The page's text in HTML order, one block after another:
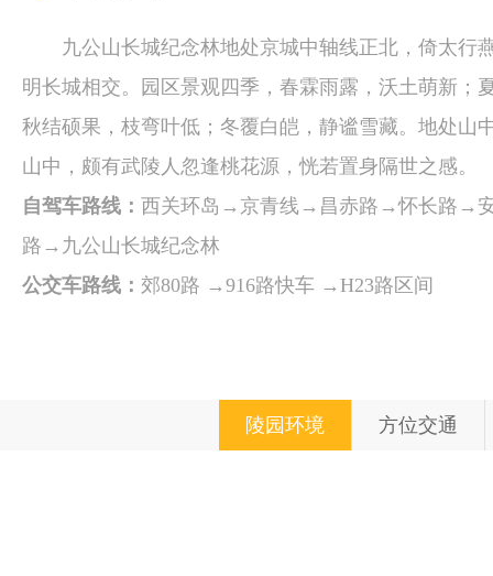
九公山长城纪念林地处京城中轴线正北，倚太行
明长城相交。园区景观四季，春霖雨露，沃土萌新；
秋结硕果，枝弯叶低；冬覆白皑，静谧雪藏。地处山
山中，颇有武陵人忽逢桃花源，恍若置身隔世之感。
自驾车路线： 西关环岛→京青线→昌赤路→怀长路→
路→九公山长城纪念林
公交车路线： 郊80路 →916路快车 →H23路区间
陵园环境 方位交通